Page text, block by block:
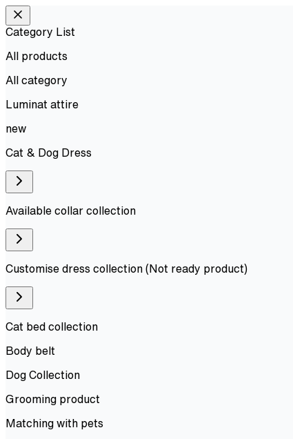
Category List
All products
All category
Luminat attire
new
Cat & Dog Dress
Available collar collection
Customise dress collection (Not ready product)
Cat bed collection
Body belt
Dog Collection
Grooming product
Matching with pets